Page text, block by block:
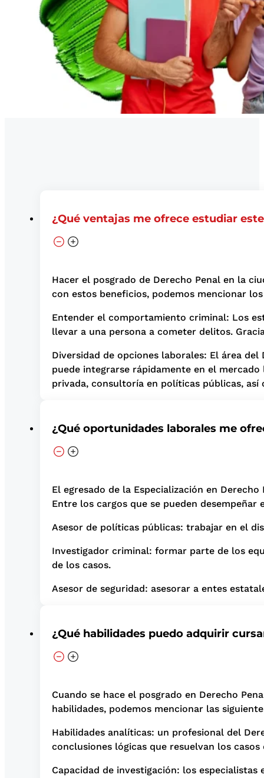
¿Qué ventajas me ofrece estudiar
Hacer el posgrado de Derecho Penal en la
con estos beneficios, podemos mencionar
Entender el comportamiento criminal: Los
llevar a una persona a cometer delitos.
Diversidad de opciones laborales: El área
puede integrarse rápidamente en el
privada, consultoría en políticas públicas, así
¿Qué oportunidades laborales me
El egresado de la Especialización en
Entre los cargos que se pueden desempeñar
Asesor de políticas públicas: trabajar en el
Investigador criminal: formar parte de los
de los casos.
Asesor de seguridad: asesorar a entes
¿Qué habilidades puedo adquirir
Cuando se hace el posgrado en Derecho
habilidades, podemos mencionar las
Habilidades analíticas: un profesional del
conclusiones lógicas que resuelvan los casos
Capacidad de investigación: los